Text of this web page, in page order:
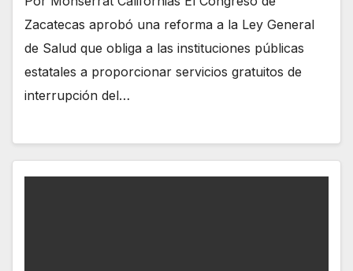
Zacatecas aprobó una reforma a la Ley General
de Salud que obliga a las instituciones públicas
estatales a proporcionar servicios gratuitos de
interrupción del…